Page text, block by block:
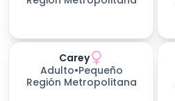
Carey
Adulto•Pequeño
Región Metropolitana